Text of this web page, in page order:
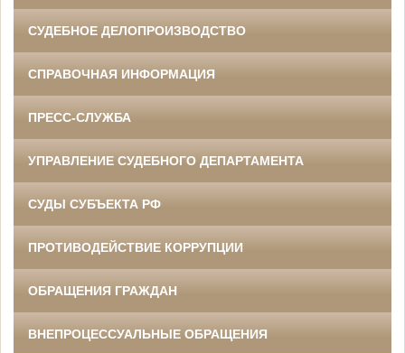
СУДЕБНОЕ ДЕЛОПРОИЗВОДСТВО
СПРАВОЧНАЯ ИНФОРМАЦИЯ
ПРЕСС-СЛУЖБА
УПРАВЛЕНИЕ СУДЕБНОГО ДЕПАРТАМЕНТА
СУДЫ СУБЪЕКТА РФ
ПРОТИВОДЕЙСТВИЕ КОРРУПЦИИ
ОБРАЩЕНИЯ ГРАЖДАН
ВНЕПРОЦЕССУАЛЬНЫЕ ОБРАЩЕНИЯ